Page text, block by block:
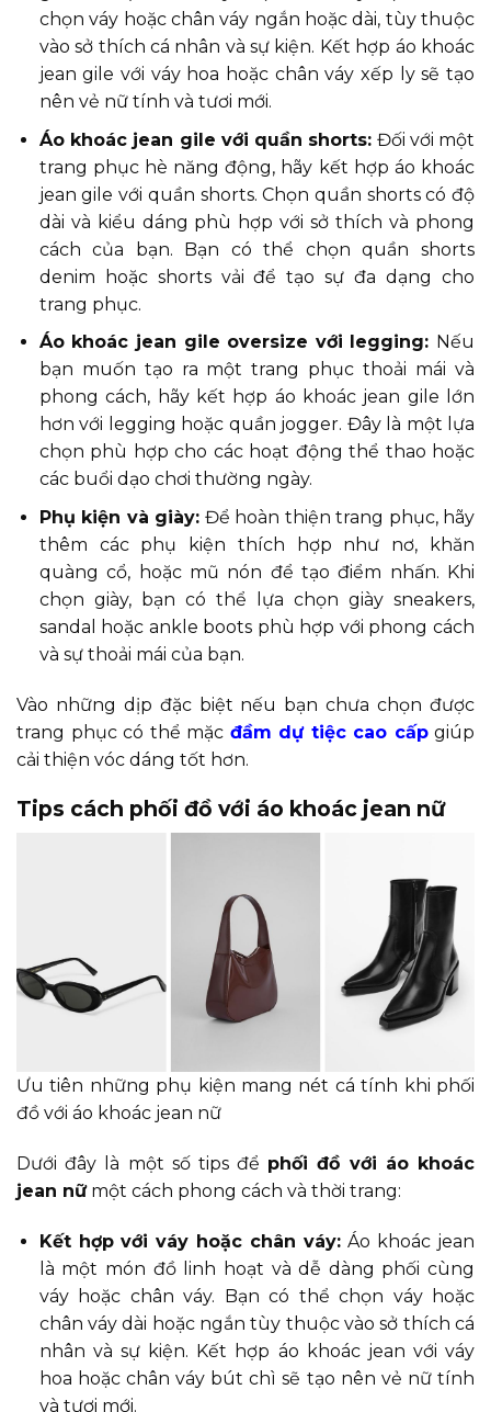
chọn váy hoặc chân váy ngắn hoặc dài, tùy thuộc
vào sở thích cá nhân và sự kiện. Kết hợp áo khoác
jean gile với váy hoa hoặc chân váy xếp ly sẽ tạo
nên vẻ nữ tính và tươi mới.
Áo khoác jean gile với quần shorts: Đối với một
trang phục hè năng động, hãy kết hợp áo khoác
jean gile với quần shorts. Chọn quần shorts có độ
dài và kiểu dáng phù hợp với sở thích và phong
cách của bạn. Bạn có thể chọn quần shorts
denim hoặc shorts vải để tạo sự đa dạng cho
trang phục.
Áo khoác jean gile oversize với legging: Nếu
bạn muốn tạo ra một trang phục thoải mái và
phong cách, hãy kết hợp áo khoác jean gile lớn
hơn với legging hoặc quần jogger. Đây là một lựa
chọn phù hợp cho các hoạt động thể thao hoặc
các buổi dạo chơi thường ngày.
Phụ kiện và giày: Để hoàn thiện trang phục, hãy
thêm các phụ kiện thích hợp như nơ, khăn
quàng cổ, hoặc mũ nón để tạo điểm nhấn. Khi
chọn giày, bạn có thể lựa chọn giày sneakers,
sandal hoặc ankle boots phù hợp với phong cách
và sự thoải mái của bạn.
Vào những dịp đặc biệt nếu bạn chưa chọn được
trang phục có thể mặc đầm dự tiệc cao cấpgiúp
cải thiện vóc dáng tốt hơn.
Tips cách phối đồ với áo khoác jean nữ
Ưu tiên những phụ kiện mang nét cá tính khi phối
đồ với áo khoác jean nữ
Dưới đây là một số tips để phối đồ với áo khoác
jean nữmột cách phong cách và thời trang:
Kết hợp với váy hoặc chân váy:Áo khoác jean
là một món đồ linh hoạt và dễ dàng phối cùng
váy hoặc chân váy. Bạn có thể chọn váy hoặc
chân váy dài hoặc ngắn tùy thuộc vào sở thích cá
nhân và sự kiện. Kết hợp áo khoác jean với váy
hoa hoặc chân váy bút chì sẽ tạo nên vẻ nữ tính
và tươi mới.